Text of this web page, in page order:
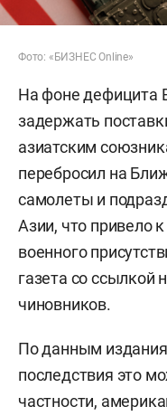
Фото: «БИЗНЕС Online»
На фоне дефицита
задержать
азиатским
перебросил на
самолеты и
Азии, что привело
военного
газета со ссылкой
чиновников.
По данным
последствия это
частности,